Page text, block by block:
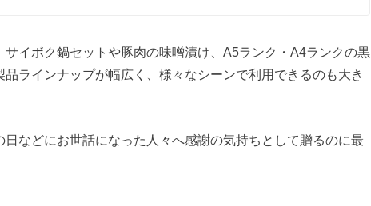
イボク鍋セットや豚肉の味噌漬け、A5ランク・A4ランクの黒
ラインナップが幅広く、様々なシーンで利用できるのも大き
などにお世話になった人々へ感謝の気持ちとして贈るのに最